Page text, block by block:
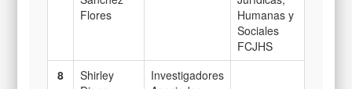
Flores
Humanas y
Sociales
FCJHS
8
Shirley
Investigadores